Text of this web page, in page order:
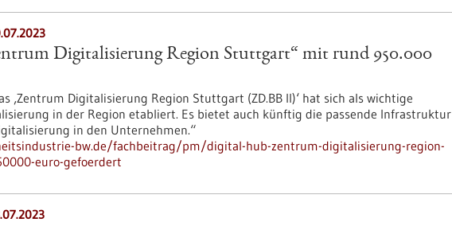
Digitalisierung Region Stuttgart“ mit rund 950.000
‚Zentrum Digitalisierung Region Stuttgart (ZD.BB II)‘ hat sich als wichtige
in der Region etabliert. Es bietet auch künftig die passende Infrastruktur
in den Unternehmen.“
bw.de/fachbeitrag/pm/digital-hub-zentrum-digitalisierung-region-
euro-gefoerdert